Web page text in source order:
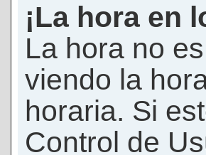
¡La hora en
La hora no
viendo la
horaria. Si
Control de